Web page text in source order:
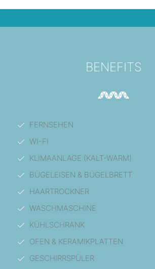
BENEFITS
FERNSEHEN
WI-FI
KLIMAANLAGE (KALT-WARM)
BÜGELEISEN & BÜGELBRETT
HAARTROCKNER
WASCHMASCHINE
KÜHLSCHRANK
OFEN & KERAMIKPLATTEN
GESCHIRRSPÜLER